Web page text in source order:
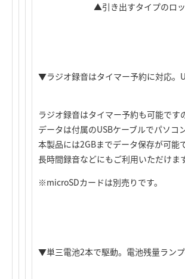
▲引き出すタイプのロ
▼ラジオ録音はタイマー予約に対応。
ラジオ録音はタイマー予約も可能で
データは付属のUSBケーブルでパソコ
本製品には2GBまでデータ保存が可
長時間録音などにもご利用いただけます
※microSDカードは別売りです。
▼単三電池2本で駆動。電池残量ラン